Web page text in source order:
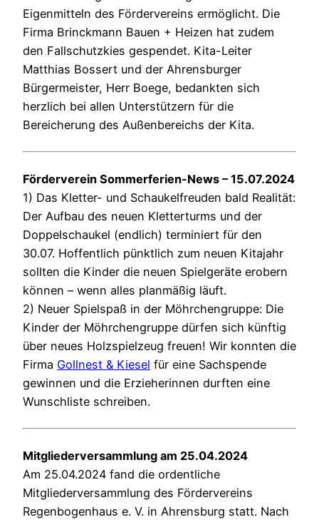
Eigenmitteln des Fördervereins ermöglicht. Die
Firma Brinckmann Bauen + Heizen hat zudem
den Fallschutzkies gespendet. Kita-Leiter
Matthias Bossert und der Ahrensburger
Bürgermeister, Herr Boege, bedankten sich
herzlich bei allen Unterstützern für die
Bereicherung des Außenbereichs der Kita.
Förderverein Sommerferien-News – 15.07.2024
1) Das Kletter- und Schaukelfreuden bald Realität:
Der Aufbau des neuen Kletterturms und der
Doppelschaukel (endlich) terminiert für den
30.07. Hoffentlich pünktlich zum neuen Kitajahr
sollten die Kinder die neuen Spielgeräte erobern
können – wenn alles planmäßig läuft.
2) Neuer Spielspaß in der Möhrchengruppe: Die
Kinder der Möhrchengruppe dürfen sich künftig
über neues Holzspielzeug freuen! Wir konnten die
Firma Gollnest & Kiesel für eine Sachspende
gewinnen und die Erzieherinnen durften eine
Wunschliste schreiben.
Mitgliederversammlung am 25.04.2024
Am 25.04.2024 fand die ordentliche
Mitgliederversammlung des Fördervereins
Regenbogenhaus e. V. in Ahrensburg statt. Nach